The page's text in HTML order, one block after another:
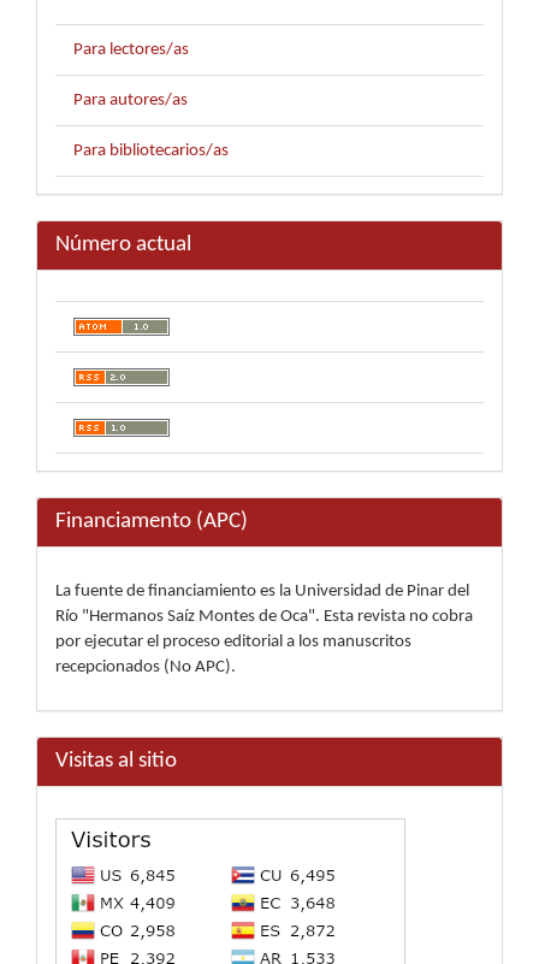
Para lectores/as
Para autores/as
Para bibliotecarios/as
Número actual
Financiamento (APC)
La fuente de financiamiento es la Universidad de Pinar del
Río "Hermanos Saíz Montes de Oca". Esta revista no cobra
por ejecutar el proceso editorial a los manuscritos
recepcionados (No APC).
Visitas al sitio